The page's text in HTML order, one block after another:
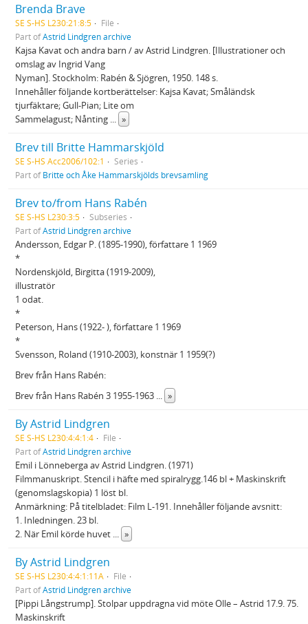
Brenda Brave
SE S-HS L230:21:8:5
File
Part ofAstrid Lindgren archive
Kajsa Kavat och andra barn / av Astrid Lindgren. [Illustrationer och
omslag av Ingrid Vang
Nyman]. Stockholm: Rabén & Sjögren, 1950. 148 s.
Innehåller följande kortberättelser: Kajsa Kavat; Småländsk
tjurfäktare; Gull-Pian; Lite om
Sammelagust; Nånting ... »
Brev till Britte Hammarskjöld
SE S-HS Acc2006/102:1
Series
Part ofBritte och Åke Hammarskjölds brevsamling
Brev to/from Hans Rabén
SE S-HS L230:3:5
Subseries
Part ofAstrid Lindgren archive
Andersson, Edgar P. (1895-1990), författare 1 1969
*
Nordenskjöld, Birgitta (1919-2009),
illustratör
1 odat.
*
Peterson, Hans (1922- ), författare 1 1969
*
Svensson, Roland (1910-2003), konstnär 1 1959(?)
Brev från Hans Rabén:
Brev från Hans Rabén 3 1955-1963 ... »
By Astrid Lindgren
SE S-HS L230:4:4:1:4
File
Part ofAstrid Lindgren archive
Emil i Lönneberga av Astrid Lindgren. (1971)
Filmmanuskript. Stencil i häfte med spiralrygg.146 bl + Maskinskrift
(genomslagskopia) 1 löst bl.
Anmärkning: På titelbladet: Film L-191. Innehåller följande avsnitt:
1. Inledningen. 23 bl.
2. När Emil körde huvet ... »
By Astrid Lindgren
SE S-HS L230:4:4:1:11A
File
Part ofAstrid Lindgren archive
[Pippi Långstrump]. Stolpar uppdragna vid möte Olle – Astrid 17.9. 75.
Maskinskrift